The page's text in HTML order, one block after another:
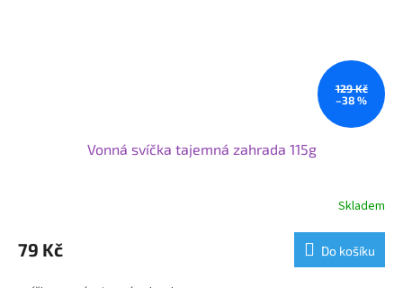
129 Kč
–38 %
Vonná svíčka tajemná zahrada 115g
Skladem
79 Kč Do košíku